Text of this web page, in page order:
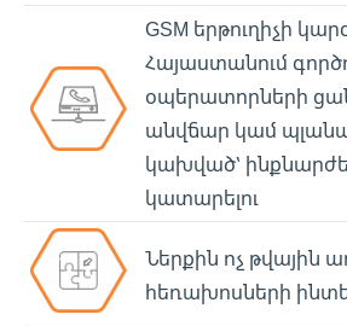
GSM երթուղիչի
Հայաստանում
օպերատորների
անվճար կամ
կախված՝
կատարելու
Ներքին ոչ թվային
հեռախոսների